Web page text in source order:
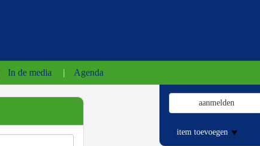
In de media | Agenda
aanmelden
item toevoegen